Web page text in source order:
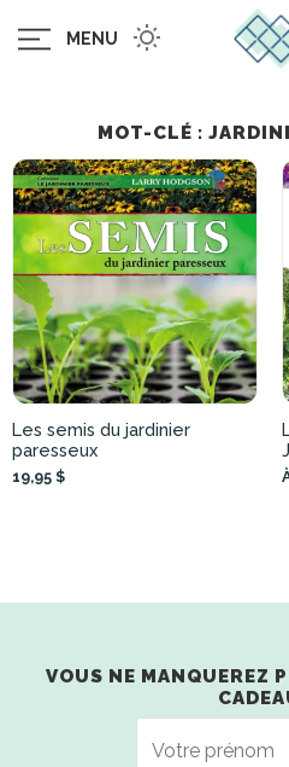
MENU
MOT-CLÉ :
Les semis du jardinier
paresseux
19,95 $
VOUS NE MANQUEREZ